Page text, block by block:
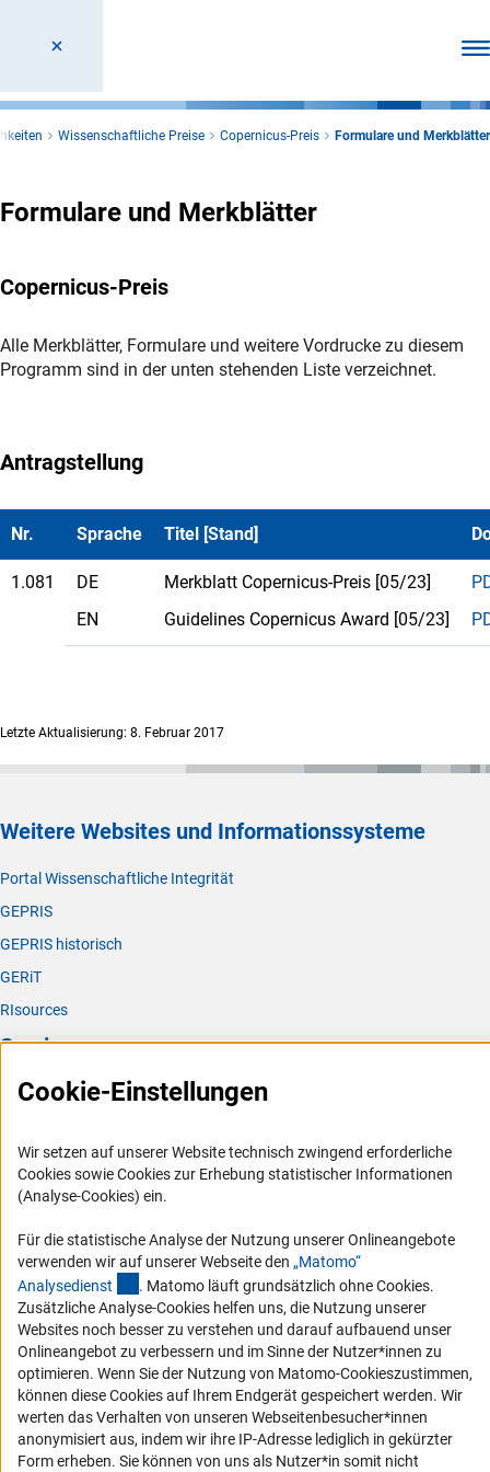
Wissenschaftliche Preise Copernicus-Preis Formulare und Merkblätter
Formulare und Merkblätter
Copernicus-Preis
Alle Merkblätter, Formulare und weitere Vordrucke zu diesem
Programm sind in der unten stehenden Liste verzeichnet.
Antragstellung
Nr. Sprache Titel [Stand]
1.081 DE Merkblatt Copernicus-Preis [05/23]
EN
Guidelines Copernicus Award [05/23]
Letzte Aktualisierung: 8. Februar 2017
Weitere Websites und Informationssysteme
Portal Wissenschaftliche Integrität
GEPRIS
GEPRIS historisch
GERiT
RIsources
Service
Presse
Karriere
Logo und Corporate Design
Compliance
Vergabeverfahren
Barrierefreiheit
Service und Informationen für Menschen mit Behinderungen
Erklärung zur Barrierefreiheit
Barriere melden
Cookie-Einstellungen
Wir setzen auf unserer Website technisch zwingend erforderliche
Cookies sowie Cookies zur Erhebung statistischer Informationen
(Analyse-Cookies) ein.
Für die statistische Analyse der Nutzung unserer Onlineangebote
verwenden wir auf unserer Webseite den „Matomo“
Analysedienst (externer Link)
. Matomo läuft grundsätzlich ohne Cookies.
Zusätzliche Analyse-Cookies helfen uns, die Nutzung unserer
Websites noch besser zu verstehen und darauf aufbauend unser
Onlineangebot zu verbessern und im Sinne der Nutzer*innen zu
optimieren. Wenn Sie der Nutzung von Matomo-Cookieszustimmen,
können diese Cookies auf Ihrem Endgerät gespeichert werden. Wir
werten das Verhalten von unseren Webseitenbesucher*innen
anonymisiert aus, indem wir ihre IP-Adresse lediglich in gekürzter
Form erheben. Sie können von uns als Nutzer*in somit nicht